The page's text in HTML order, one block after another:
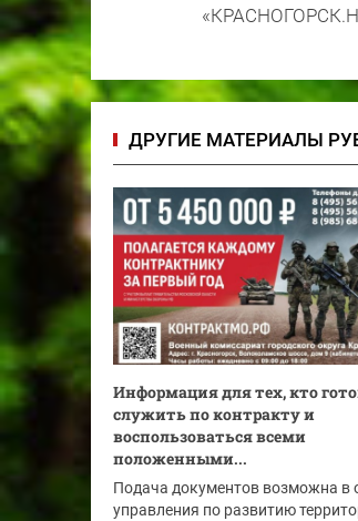
ДРУГИЕ МАТЕРИАЛЫ
Информация для тех, кто
служить по контракту и
воспользоваться всеми
положенными...
Подача документов возможна в
управления по развитию